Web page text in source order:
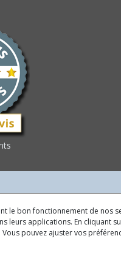
bon fonctionnement de nos
applications. En cliquant
. Vous pouvez ajuster vos